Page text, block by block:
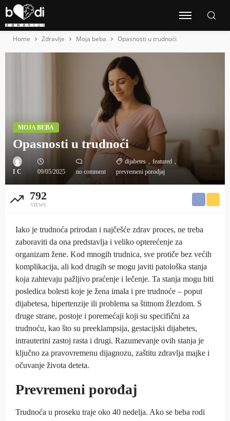
Home Zdravlje Moja beba Opasnosti u trudnoći
MOJA BEBA
Opasnosti u trudnoći
I C 09/05/2025 no comment
dijabetes
featured
prevremeni porodjaj
792
VIEWS
Iako je trudnoća prirodan i najčešće zdrav proces, ne treba
zaboraviti da ona predstavlja i veliko opterećenje za
organizam žene. Kod mnogih trudnica, sve protiče bez većih
komplikacija, ali kod drugih se mogu javiti patološka stanja
koja zahtevaju pažljivo praćenje i lečenje. Ta stanja mogu biti
posledica bolesti koje je žena imala i pre trudnoće – poput
dijabetesa, hipertenzije ili problema sa štitnom žlezdom. S
druge strane, postoje i poremećaji koji su specifični za
trudnoću, kao što su preeklampsija, gestacijski dijabetes,
intrauterini zastoj rasta i drugi. Razumevanje ovih stanja je
ključno za pravovremenu dijagnozu, zaštitu zdravlja majke i
očuvanje života deteta.
Prevremeni porođaj
Trudnoća u proseku traje oko 40 nedelja. Ako se beba rodi